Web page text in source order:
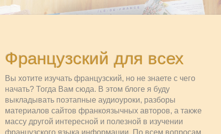
Французский для всех
Вы хотите изучать французский, но не знаете с чего
начать? Тогда Вам сюда. В этом блоге я буду
выкладывать поэтапные аудиоуроки, разборы
материалов сайтов франкоязычных авторов, а также
массу другой интересной и полезной в изучении
французского языка информации. По всем вопросам